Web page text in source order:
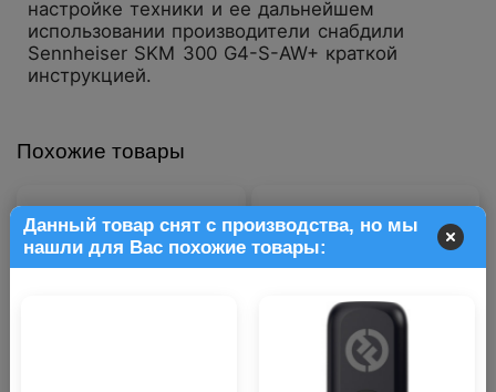
настройке техники и ее дальнейшем
использовании производители снабдили
Sennheiser SKM 300 G4-S-AW+ краткой
инструкцией.
Данный товар снят с производства, но мы
нашли для Вас похожие товары:
Похожие товары